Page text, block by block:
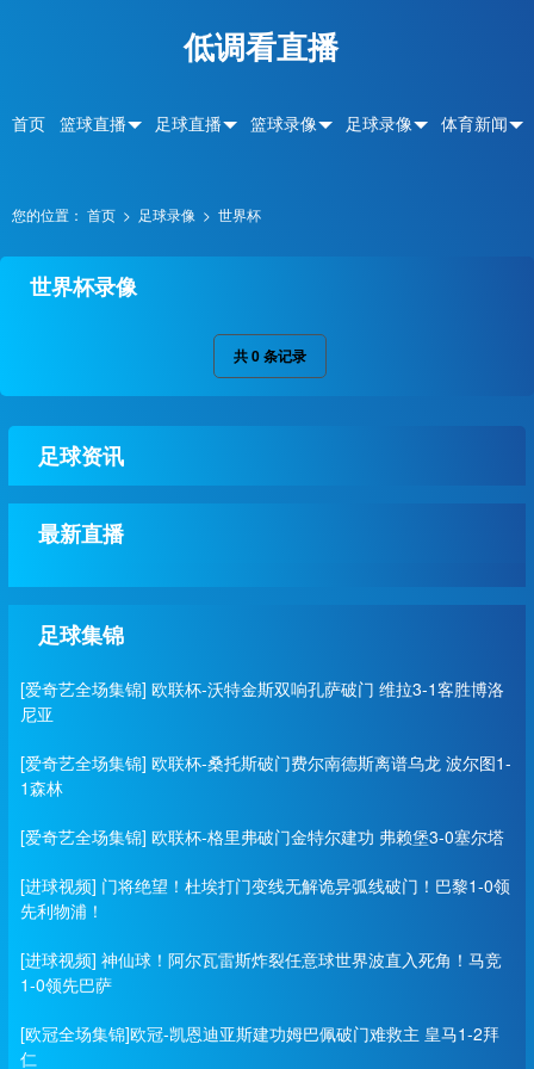
低调看直播
首页 篮球直播 足球直播 篮球录像 足球录像 体育新闻
您的位置： 首页 > 足球录像 > 世界杯
世界杯录像
共0条记录
足球资讯
最新直播
足球集锦
[爱奇艺全场集锦] 欧联杯-沃特金斯双响孔萨破门 维拉3-1客胜博洛
尼亚
[爱奇艺全场集锦] 欧联杯-桑托斯破门费尔南德斯离谱乌龙 波尔图1-
1森林
[爱奇艺全场集锦] 欧联杯-格里弗破门金特尔建功 弗赖堡3-0塞尔塔
[进球视频] 门将绝望！杜埃打门变线无解诡异弧线破门！巴黎1-0领
先利物浦！
[进球视频] 神仙球！阿尔瓦雷斯炸裂任意球世界波直入死角！马竞
1-0领先巴萨
[欧冠全场集锦]欧冠-凯恩迪亚斯建功姆巴佩破门难救主 皇马1-2拜
仁